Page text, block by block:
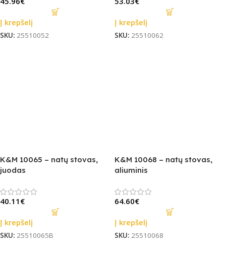
Į krepšelį
SKU: 25510052
Į krepšelį
SKU: 25510062
K&M 10065 – natų stovas,
juodas
40.11 €
Į krepšelį
SKU: 25510065B
K&M 10068 – natų stovas,
aliuminis
64.60€
Į krepšelį
SKU: 25510068